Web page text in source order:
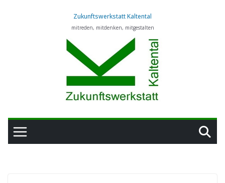
Zukunftswerkstatt Kaltental
mitreden, mitdenken, mitgestalten